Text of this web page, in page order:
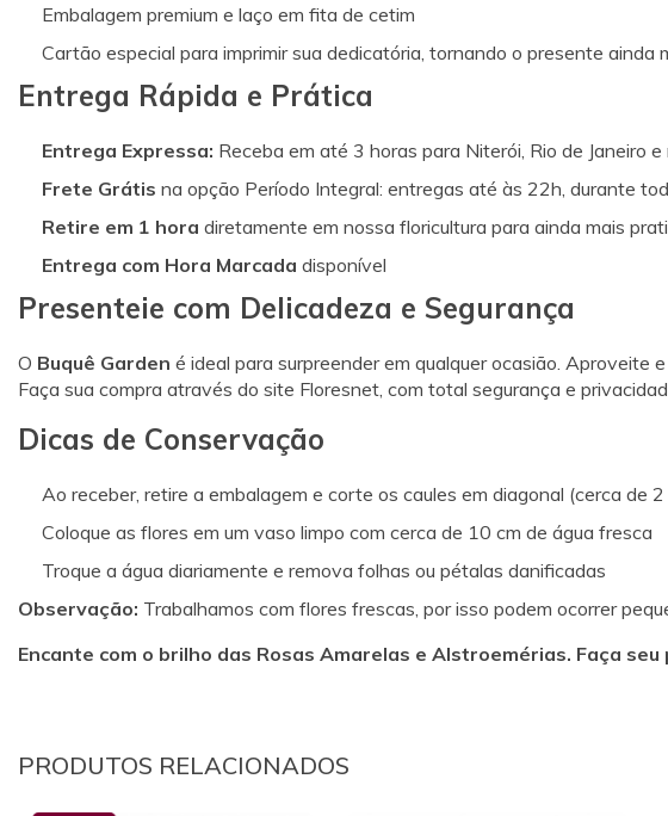
Embalagem premium e laço em fita de cetim
Cartão especial para imprimir sua dedicatória, tornando o presente ainda
Entrega Rápida e Prática
Entrega Expressa: Receba em até 3 horas para Niterói, Rio de Janeiro
Frete Grátis na opção Período Integral: entregas até às 22h, durante
Retire em 1 hora diretamente em nossa floricultura para ainda mais
Entrega com Hora Marcada disponível
Presenteie com Delicadeza e Segurança
O Buquê Garden é ideal para surpreender em qualquer ocasião. Aproveite
Faça sua compra através do site Floresnet, com total segurança e
Dicas de Conservação
Ao receber, retire a embalagem e corte os caules em diagonal (cerca de 2
Coloque as flores em um vaso limpo com cerca de 10 cm de água fresca
Troque a água diariamente e remova folhas ou pétalas danificadas
Observação: Trabalhamos com flores frescas, por isso podem ocorrer
Encante com o brilho das Rosas Amarelas e Alstroemérias. Faça
PRODUTOS RELACIONADOS